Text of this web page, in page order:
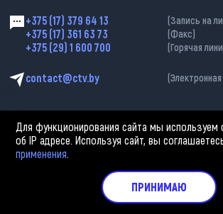
+375 (17) 379 64 13 (Запись на
+375 (17) 361 63 73 (Факс)
+375 (29) 1 600 700 (Горячая
contact@ctv.by
2002—2026 © ЗАО «Столичное телевидение». При
материалов активная гиперссылка на «belarus-
Политика обработки персональных данных
Для функционирования сайта мы используем
об IP адресе. Используя сайт, вы
применения.
ПРИНИМАЮ